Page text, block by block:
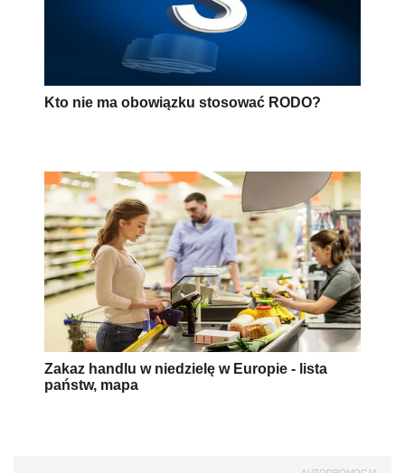
Kto nie ma obowiązku stosować RODO?
Zakaz handlu w niedzielę w Europie - lista
państw, mapa